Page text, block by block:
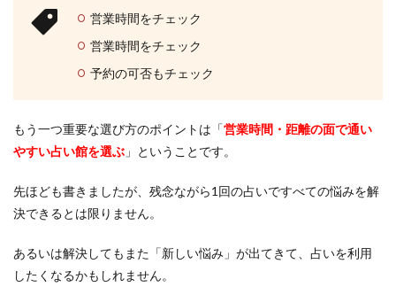
営業時間をチェック
営業時間をチェック
予約の可否もチェック
もう一つ重要な選び方のポイントは「営業時間・距離の面で通い
やすい占い館を選ぶ 」ということです。
先ほども書きましたが、残念ながら1回の占いですべての悩みを解
決できるとは限りません。
あるいは解決してもまた「新しい悩み」が出てきて、占いを利用
したくなるかもしれません。